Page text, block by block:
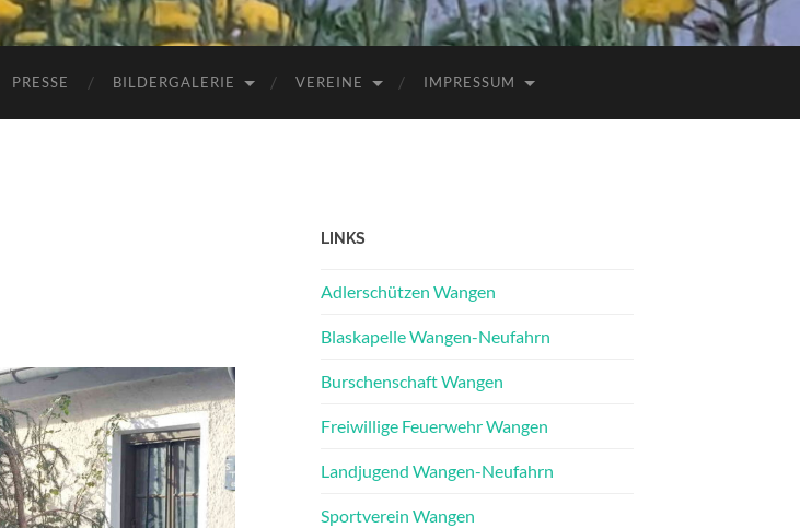
PRESSE BILDERGALERIE VEREINE IMPRESSUM
LINKS
Adlerschützen Wangen
Blaskapelle Wangen-Neufahrn
Burschenschaft Wangen
Freiwillige Feuerwehr Wangen
Landjugend Wangen-Neufahrn
Sportverein Wangen